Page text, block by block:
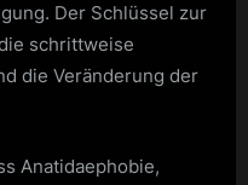
Der Schlüssel zur
schrittweise
die Veränderung der
Anatidaephobie,